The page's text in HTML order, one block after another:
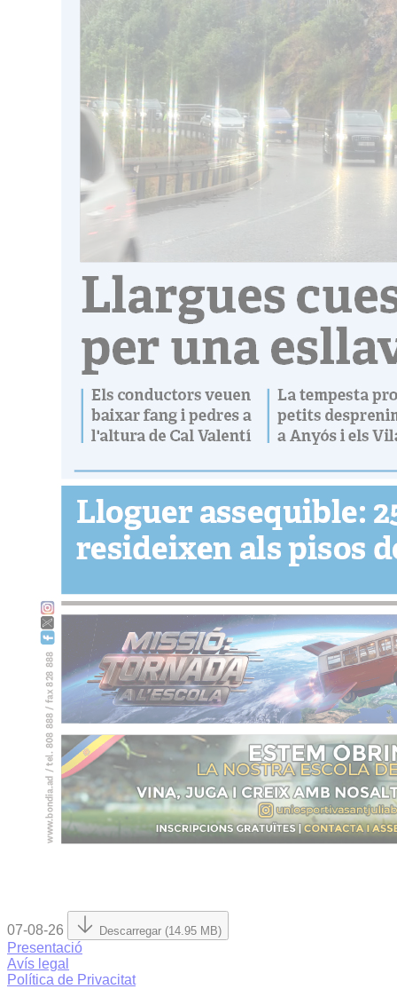
07-08-26 Descarregar (14.95 MB)
Presentació
Avís legal
Política de Privacitat